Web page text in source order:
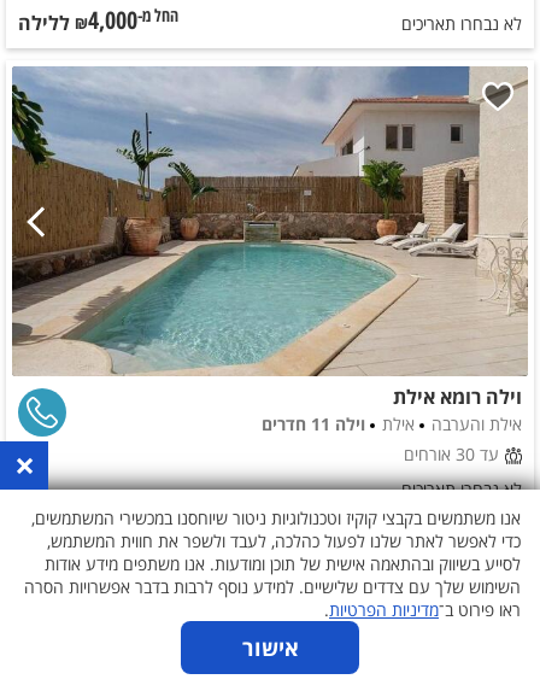
לא נבחרו תאריכים החל מ-₪4,000 ללילה
וילה רומא אילת
אילת והערבה אילת
וילה 11 חדרים
עד 30 אורחים
לא נבחרו תאריכים
×
אנו משתמשים בקבצי קוקיז וטכנולוגיות ניטור שיוחסנו במכשירי המשתמשים,
כדי לאפשר לאתר שלנו לפעול כהלכה, לעבד ולשפר את חווית המשתמש,
לסייע בשיווק ובהתאמה אישית של תוכן ומודעות. אנו משתפים מידע אודות
השימוש שלך עם צדדים שלישיים. למידע נוסף לרבות בדבר אפשרויות הסרה
ראו פירוט ב־מדיניות הפרטיות.
אישור